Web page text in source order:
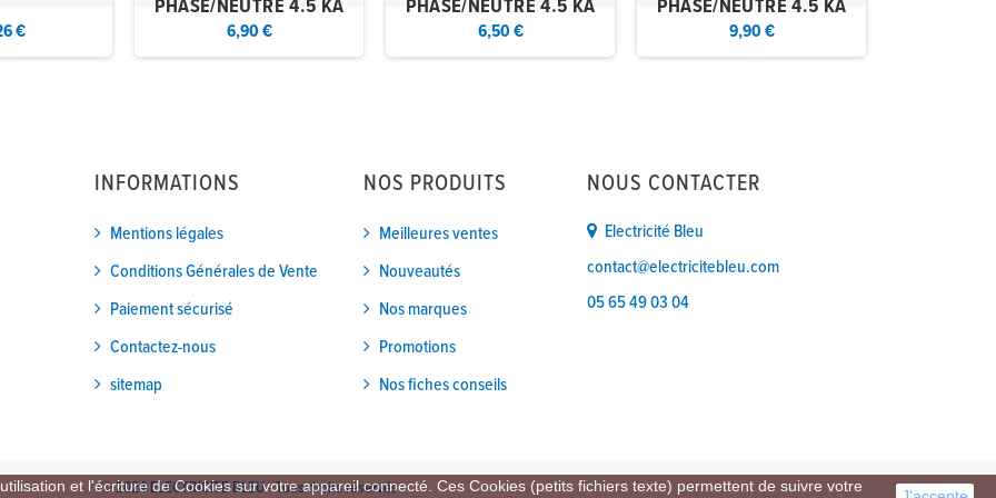
€
PHASE/NEUTRE 4.5 KA
6,90 €
PHASE/NEUTRE 4.5 KA
6,50 €
PHASE/NEUTRE 4.5 KA
9,90 €
INFORMATIONS
Mentions légales
Conditions Générales de Vente
Paiement sécurisé
Contactez-nous
sitemap
NOS PRODUITS
Meilleures ventes
Nouveautés
Nos marques
Promotions
Nos fiches conseils
NOUS CONTACTER
Electricité Bleu
contact@electricitebleu.com
05 65 49 03 04
et l'écriture de Cookies sur votre appareil connecté. Ces Cookies (petits fichiers texte) permettent de suivre votre
© 2024 ELECTRICITE BLEU - Tous droits réservés